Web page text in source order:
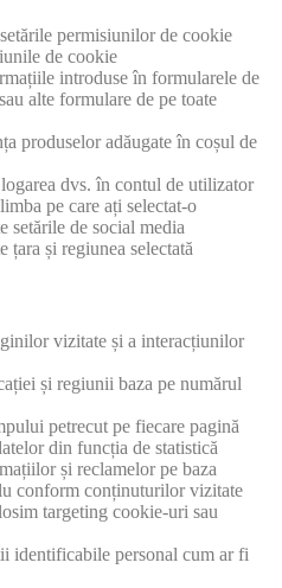
permisiunilor de cookie
de cookie
introduse în formularele de
alte formulare de pe toate
produselor adăugate în coșul de
dvs. în contul de utilizator
pe care ați selectat-o
setările de social media
și regiunea selectată
vizitate și a interacțiunilor
și regiunii baza pe numărul
petrecut pe fiecare pagină
din funcția de statistică
și reclamelor pe baza
conform conținuturilor vizitate
targeting cookie-uri sau
identificabile personal cum ar fi